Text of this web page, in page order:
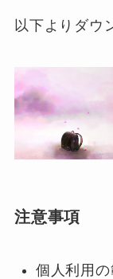
以下よりダウ
注意事項
個人利用